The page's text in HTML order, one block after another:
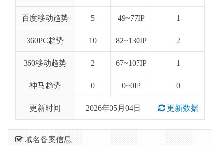
百度移动趋势 5 49~77IP 1
360PC趋势 10 82~130IP 2
360移动趋势 2 67~107IP 1
神马趋势 0 0~0IP 0
更新时间 2026年05月04日 更新数据
域名备案信息